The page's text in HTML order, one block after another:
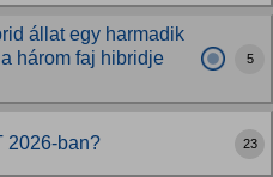
állat egy harmadik
három faj hibridje
5
2026-ban? 23